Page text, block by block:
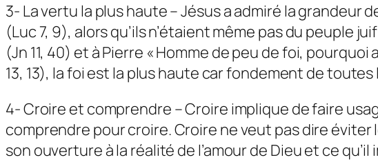
3- La vertu la plus haute – Jésus a admiré la
(Luc 7, 9), alors qu’ils n’étaient même pas du peuple
(Jn 11, 40) et à Pierre « Homme de peu de foi,
13, 13), la foi est la plus haute car fondement de
4- Croire et comprendre – Croire implique de faire
comprendre pour croire. Croire ne veut pas dire
son ouverture à la réalité de l’amour de Dieu et ce